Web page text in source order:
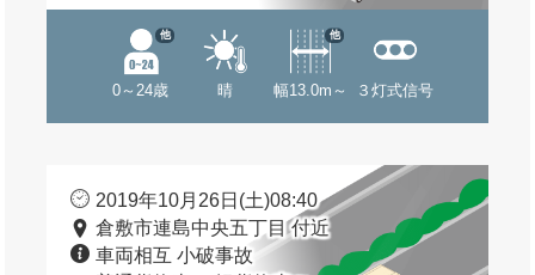
0～24歳
他
晴 幅13.0m～
他
３灯式信号
2019年10月26日(土)08:40
倉敷市連島中央五丁目 付近
車両相互 小破事故